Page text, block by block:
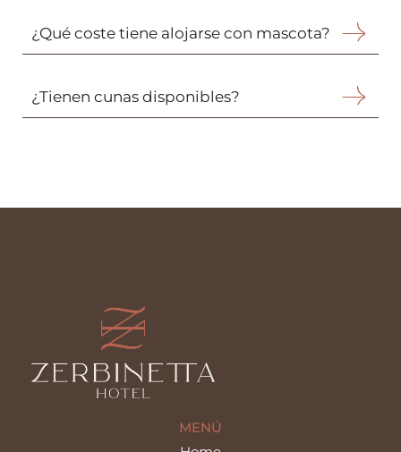
¿Qué coste tiene alojarse con mascota?
¿Tienen cunas disponibles?
MENÚ